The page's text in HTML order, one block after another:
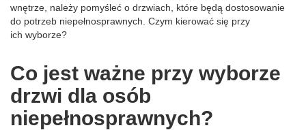
wnętrze, należy pomyśleć o drzwiach, które będą dostosowanie
do potrzeb niepełnosprawnych. Czym kierować się przy
ich wyborze?
Co jest ważne przy wyborze
drzwi dla osób
niepełnosprawnych?